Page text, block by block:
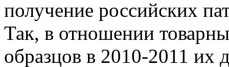
получение российских
Так, в отношении
образцов в 2010-2011 их